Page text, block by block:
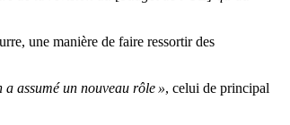
une manière de faire ressortir des
assumé un nouveau rôle », celui de principal